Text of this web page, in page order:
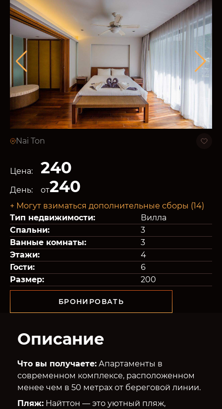
Nai Ton
Цена: 240
День: от240
+ Могут взиматься дополнительные сборы (14)
Тип недвижимости:
Вилла
Спальни:
3
Ванные комнаты:
3
Этажи:
4
Гости:
6
Размер:
200
БРОНИРОВАТЬ
Описание
Что вы получаете:Апартаменты в
современном комплексе, расположенном
менее чем в 50 метрах от береговой линии.
Пляж:Найттон — это уютный пляж,